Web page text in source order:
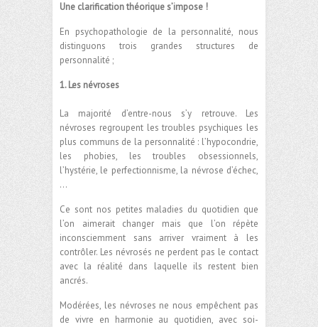
Une clarification théorique s’impose !
En psychopathologie de la personnalité, nous
distinguons trois grandes structures de
personnalité ;
1. Les névroses
La majorité d’entre-nous s’y retrouve. Les
névroses regroupent les troubles psychiques les
plus communs de la personnalité : l’hypocondrie,
les phobies, les troubles obsessionnels,
l’hystérie, le perfectionnisme, la névrose d’échec,
…
Ce sont nos petites maladies du quotidien que
l’on aimerait changer mais que l’on répète
inconsciemment sans arriver vraiment à les
contrôler. Les névrosés ne perdent pas le contact
avec la réalité dans laquelle ils restent bien
ancrés.
Modérées, les névroses ne nous empêchent pas
de vivre en harmonie au quotidien, avec soi-